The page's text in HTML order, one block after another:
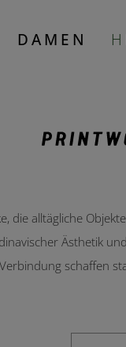
DAMEN
die alltägliche
Ästhetik
schaffen